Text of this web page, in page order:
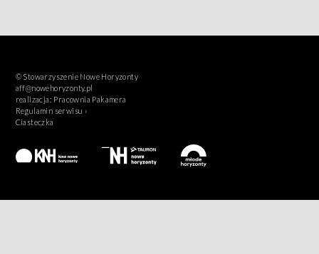
© Stowarzyszenie Nowe Horyzonty
aff@nowehoryzonty.pl
realizacja: Pracownia Pakamera
Regulamin serwisu ›
Ciasteczka